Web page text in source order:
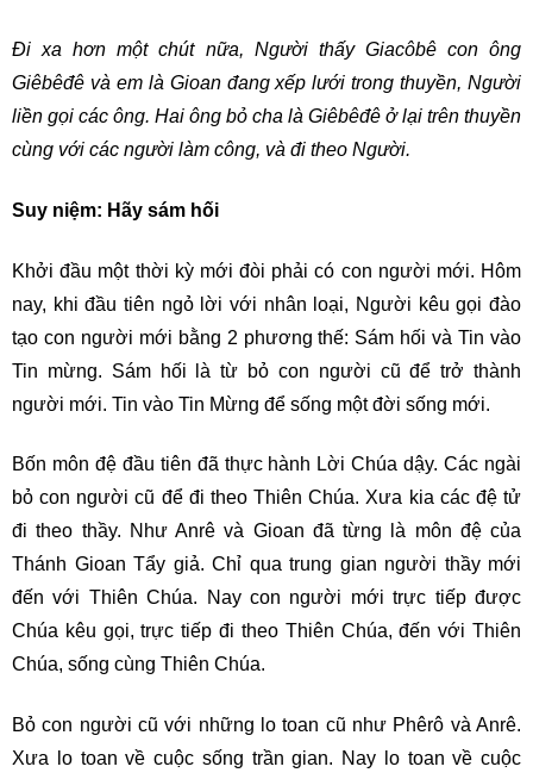
Ði xa hơn một chút nữa, Người thấy Giacôbê con ông
Giêbêđê và em là Gioan đang xếp lưới trong thuyền, Người
liền gọi các ông. Hai ông bỏ cha là Giêbêđê ở lại trên thuyền
cùng với các người làm công, và đi theo Người.
Suy niệm: Hãy sám hối
Khởi đầu một thời kỳ mới đòi phải có con người mới. Hôm
nay, khi đầu tiên ngỏ lời với nhân loại, Người kêu gọi đào
tạo con người mới bằng 2 phương thế: Sám hối và Tin vào
Tin mừng. Sám hối là từ bỏ con người cũ để trở thành
người mới. Tin vào Tin Mừng để sống một đời sống mới.
Bốn môn đệ đầu tiên đã thực hành Lời Chúa dậy. Các ngài
bỏ con người cũ để đi theo Thiên Chúa. Xưa kia các đệ tử
đi theo thầy. Như Anrê và Gioan đã từng là môn đệ của
Thánh Gioan Tẩy giả. Chỉ qua trung gian người thầy mới
đến với Thiên Chúa. Nay con người mới trực tiếp được
Chúa kêu gọi, trực tiếp đi theo Thiên Chúa, đến với Thiên
Chúa, sống cùng Thiên Chúa.
Bỏ con người cũ với những lo toan cũ như Phêrô và Anrê.
Xưa lo toan về cuộc sống trần gian. Nay lo toan về cuộc